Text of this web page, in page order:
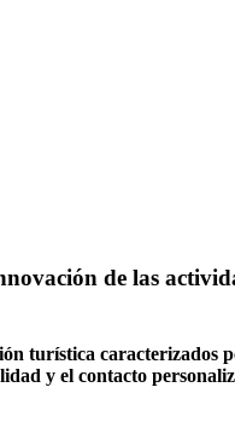
de las
turística caracterizados
y el contacto